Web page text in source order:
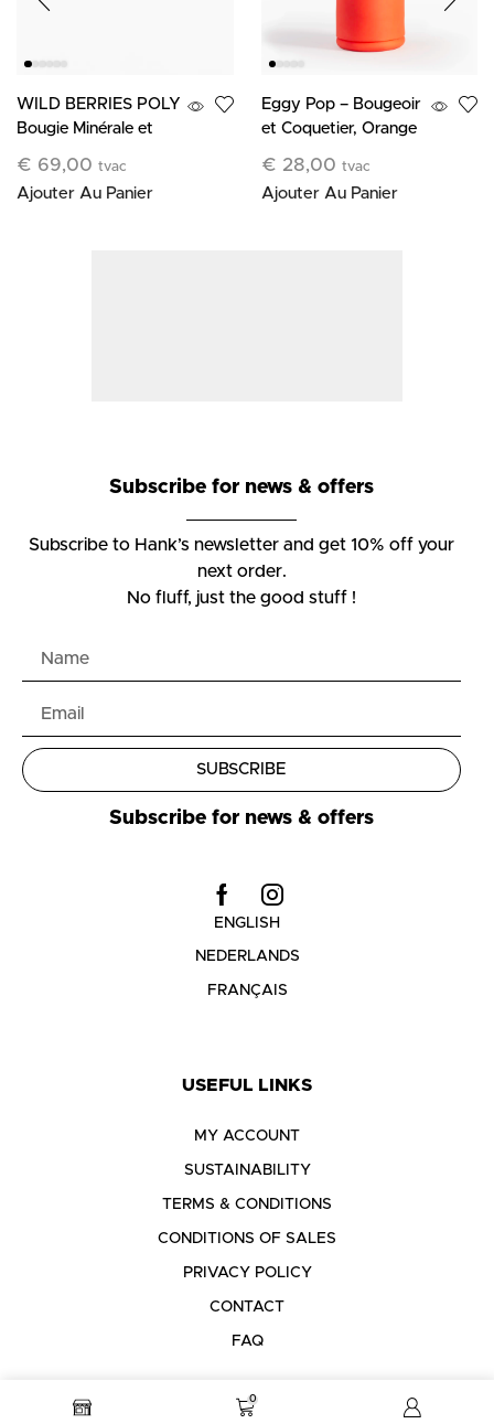
WILD BERRIES POLY
Bougie Minérale et
€ 69,00 tvac
Ajouter Au Panier
Eggy Pop – Bougeoir
et Coquetier, Orange
€ 28,00 tvac
Ajouter Au Panier
0
Subscribe for news & offers
Subscribe to Hank’s newsletter and get 10% off your
next order.
No fluff, just the good stuff !
SUBSCRIBE
Subscribe for news & offers
ENGLISH
NEDERLANDS
FRANÇAIS
USEFUL LINKS
MY ACCOUNT
SUSTAINABILITY
TERMS & CONDITIONS
CONDITIONS OF SALES
PRIVACY POLICY
CONTACT
FAQ